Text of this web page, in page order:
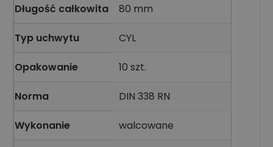
Długość całkowita 80 mm
Typ uchwytu CYL
Opakowanie 10 szt.
Norma DIN 338 RN
Wykonanie walcowane